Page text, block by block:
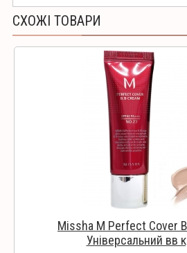
СХОЖІ ТОВАРИ
Missha M Perfect Cover
Універсальний вв